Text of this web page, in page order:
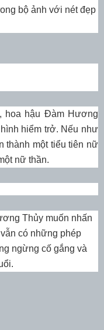
bộ ảnh với nét đẹp
hoa hậu Đàm Hương
hiểm trở. Nếu như
thành một tiểu tiên nữ
nữ thần.
Thủy muốn nhấn
có những phép
ngừng cố gắng và